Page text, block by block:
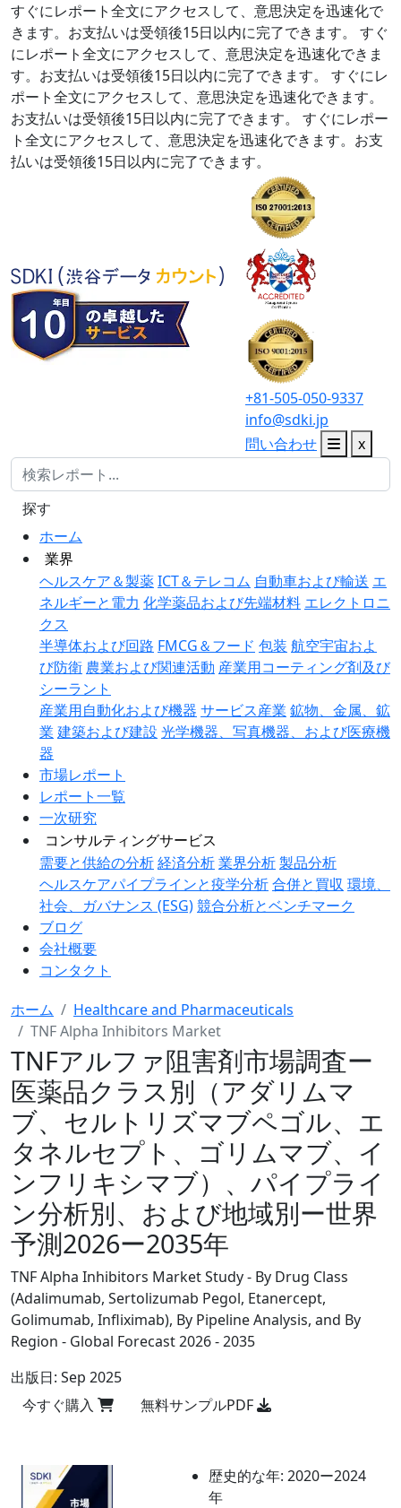
すぐにレポート全文にアクセスして、意思決定を迅速化で
きます。お支払いは受領後15日以内に完了できます。
すぐ
にレポート全文にアクセスして、意思決定を迅速化できま
す。お支払いは受領後15日以内に完了できます。
すぐにレ
ポート全文にアクセスして、意思決定を迅速化できます。
お支払いは受領後15日以内に完了できます。
すぐにレポー
ト全文にアクセスして、意思決定を迅速化できます。お支
払いは受領後15日以内に完了できます。
+81-505-050-9337
info@sdki.jp
問い合わせ
x
ホーム
業界
ヘルスケア＆製薬ICT＆テレコム 自動車および輸送 エ
ネルギーと電力 化学薬品および先端材料 エレクトロニ
クス
半導体および回路 FMCG＆フード 包装 航空宇宙およ
び防衛 農業および関連活動 産業用コーティング剤及び
シーラント
産業用自動化および機器 サービス産業 鉱物、金属、鉱
業 建築および建設 光学機器、写真機器、および医療機
器
市場レポート
レポート一覧
一次研究
コンサルティングサービス
需要と供給の分析経済分析業界分析製品分析
ヘルスケアパイプラインと疫学分析合併と買収 環境、
社会、ガバナンス (ESG)競合分析とベンチマーク
ブログ
会社概要
コンタクト
探す
ホーム
Healthcare and Pharmaceuticals
TNF Alpha Inhibitors Market
TNFアルファ阻害剤市場調査ー
医薬品クラス別（アダリムマ
ブ、セルトリズマブペゴル、エ
タネルセプト、ゴリムマブ、イ
ンフリキシマブ）、パイプライ
ン分析別、および地域別ー世界
予測2026ー2035年
TNF Alpha Inhibitors Market Study - By Drug Class
(Adalimumab, Sertolizumab Pegol, Etanercept,
Golimumab, Infliximab), By Pipeline Analysis, and By
Region - Global Forecast 2026 - 2035
出版日: Sep 2025
今すぐ購入
無料サンプルPDF
歴史的な年: 2020ー2024
年